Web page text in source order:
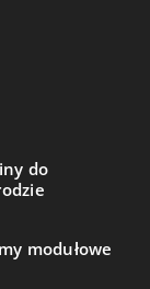
do
modułowe